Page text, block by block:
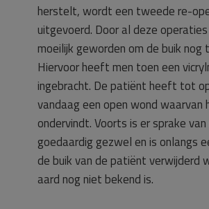
herstelt, wordt een tweede re-
uitgevoerd. Door al deze
moeilijk geworden om de buik nog
Hiervoor heeft men toen een
ingebracht. De patiënt heeft tot
vandaag een open wond waarvan
ondervindt. Voorts is er sprake van
goedaardig gezwel en is onlangs
de buik van de patiënt verwijderd
aard nog niet bekend is.